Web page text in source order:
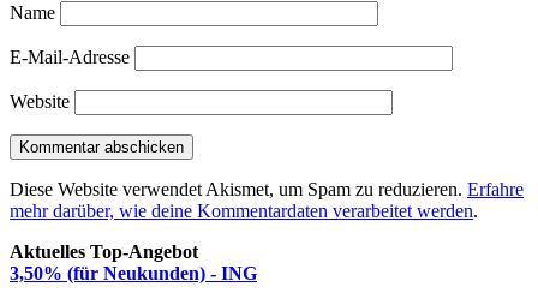
Name
E-Mail-Adresse
Website
Diese Website verwendet Akismet, um Spam zu reduzieren. Erfahre
mehr darüber, wie deine Kommentardaten verarbeitet werden.
Aktuelles Top-Angebot
3,50% (für Neukunden) - ING